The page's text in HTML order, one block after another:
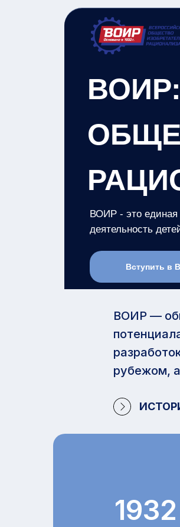
Вступить в
ВОИР - это единая
деятельность
ВОИР —
рубежом,
1932